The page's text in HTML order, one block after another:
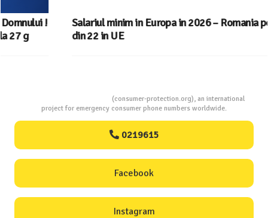
Salariul minim in Europa in 2026 – Romania pe locul 20
din 22 in UE
(consumer-protection.org), an international
project for emergency consumer phone numbers worldwide.
0219615
Facebook
Instagram